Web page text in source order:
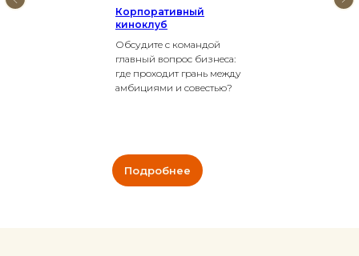
Корпоративный
киноклуб
Обсудите с командой
главный вопрос бизнеса:
где проходит грань между
амбициями и совестью?
Подробнее